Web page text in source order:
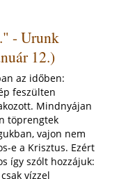
- Urunk
12.)
az időben:
feszülten
Mindnyájan
töprengtek
vajon nem
e a Krisztus. Ezért
így szólt hozzájuk:
csak vízzel